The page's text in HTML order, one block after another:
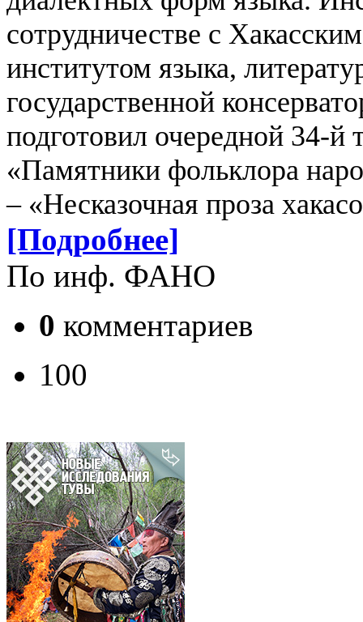
сотрудничестве с
институтом языка,
государственной
подготовил очередной 34-й
«Памятники фольклора
– «Несказочная проза
[Подробнее]
По инф. ФАНО
0 комментариев
100